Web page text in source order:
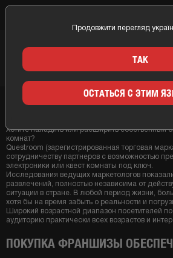
Хотите наладить или расширить собственный
комнат?
Questroom (зарегистрированная торговая
сотрудничеству партнеров с возможностью
электроники или квест комнаты под ключ.
Исследования ведущих маркетологов
развлечений, полностью независима от
ситуации в стране. В любой период жизни,
хотя бы на время забыть о реальности и
Широкий возрастной диапазон посетителей
аудиторию практически всех возрастов и
ПОКУПКА ФРАНШИЗЫ
Продовжити перегляд
ТАК
ОСТАТЬСЯ С ЭТИМ